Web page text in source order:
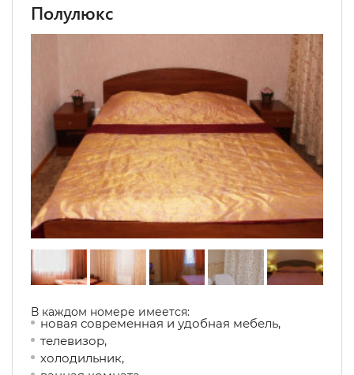
Полулюкс
В каждом номере имеется:
новая современная и удобная мебель,
телевизор,
холодильник,